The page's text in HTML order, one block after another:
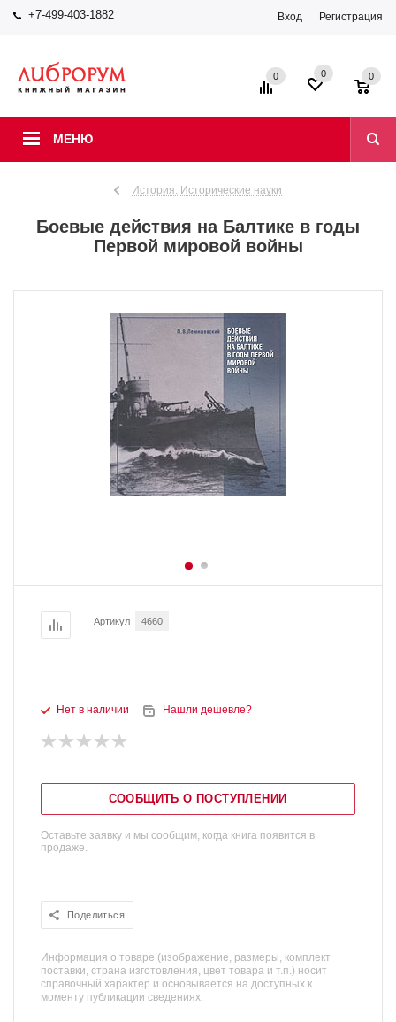
+7-499-403-1882 Вход Регистрация
МЕНЮ
0 0 0
История. Исторические науки
Боевые действия на Балтике в годы
Первой мировой войны
Артикул 4660
Нет в наличии Нашли дешевле?
СООБЩИТЬ О ПОСТУПЛЕНИИ
Оставьте заявку и мы сообщим, когда книга появится в
продаже.
Поделиться
Информация о товаре (изображение, размеры, комплект
поставки, страна изготовления, цвет товара и т.п.) носит
справочный характер и основывается на доступных к
моменту публикации сведениях.